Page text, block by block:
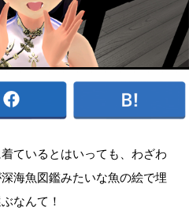
ているとはいっても、わざわ
海魚図鑑みたいな魚の絵で埋
なんて！